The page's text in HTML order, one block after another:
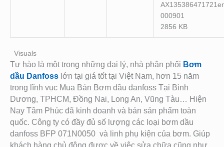
000901
2856 KB
Visuals
Tự hào là một trong những đại lý, nhà phân phối Bơm
dầu Danfoss lớn tại giá tốt tại Việt Nam, hơn 15 năm
trong lĩnh vục Mua Bán Bơm dầu danfoss Tại Bình
Dương, TPHCM, Đồng Nai, Long An, Vũng Tàu… Hiện
Nay Tâm Phúc đã kinh doanh và bán sản phẩm toàn
quốc. Công ty có đầy đủ số lượng các loại bơm dầu
danfoss BFP 071N0050 và linh phụ kiện của bơm. Giúp
khách hàng chủ động được về việc sửa chữa cũng như